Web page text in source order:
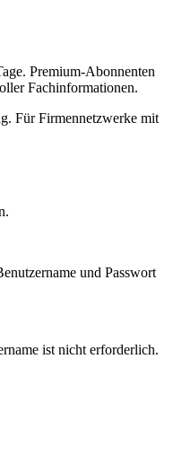
Premium-Abonnenten
Fachinformationen.
Für Firmennetzwerke mit
und Passwort
ist nicht erforderlich.